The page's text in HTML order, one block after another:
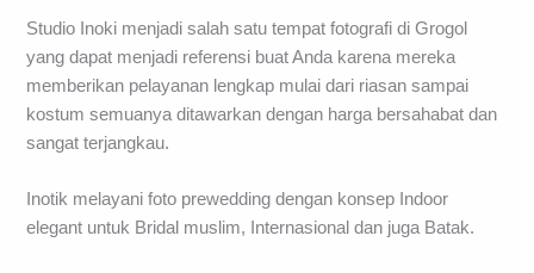
Studio Inoki menjadi salah satu tempat fotografi di Grogol
yang dapat menjadi referensi buat Anda karena mereka
memberikan pelayanan lengkap mulai dari riasan sampai
kostum semuanya ditawarkan dengan harga bersahabat dan
sangat terjangkau.
Inotik melayani foto prewedding dengan konsep Indoor
elegant untuk Bridal muslim, Internasional dan juga Batak.